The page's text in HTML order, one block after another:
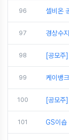
96 셀비온
97 경상수
98 [공모주
99 케이뱅
100 [공모주
101 GS이숍